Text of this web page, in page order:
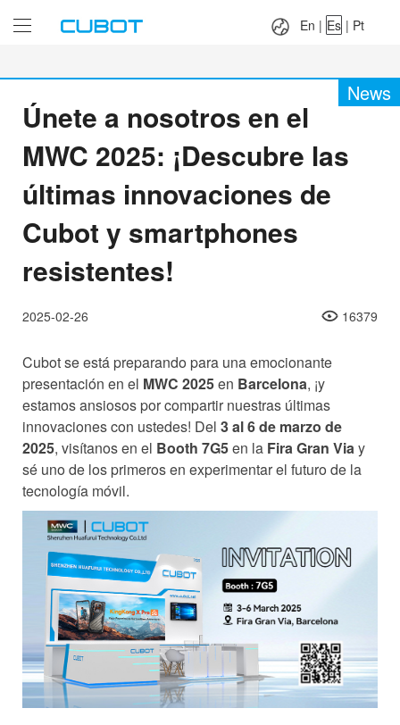
Pt
En | Es | Pt
News
Únete a nosotros en el
MWC 2025: ¡Descubre las
últimas innovaciones de
Cubot y smartphones
resistentes!
2025-02-26 16379
Cubot se está preparando para una emocionante
presentación en el MWC 2025en Barcelona, ¡y
estamos ansiosos por compartir nuestras últimas
innovaciones con ustedes! Del 3 al 6 de marzo de
2025, visítanos en el Booth 7G5en la Fira Gran Viay
sé uno de los primeros en experimentar el futuro de la
tecnología móvil.